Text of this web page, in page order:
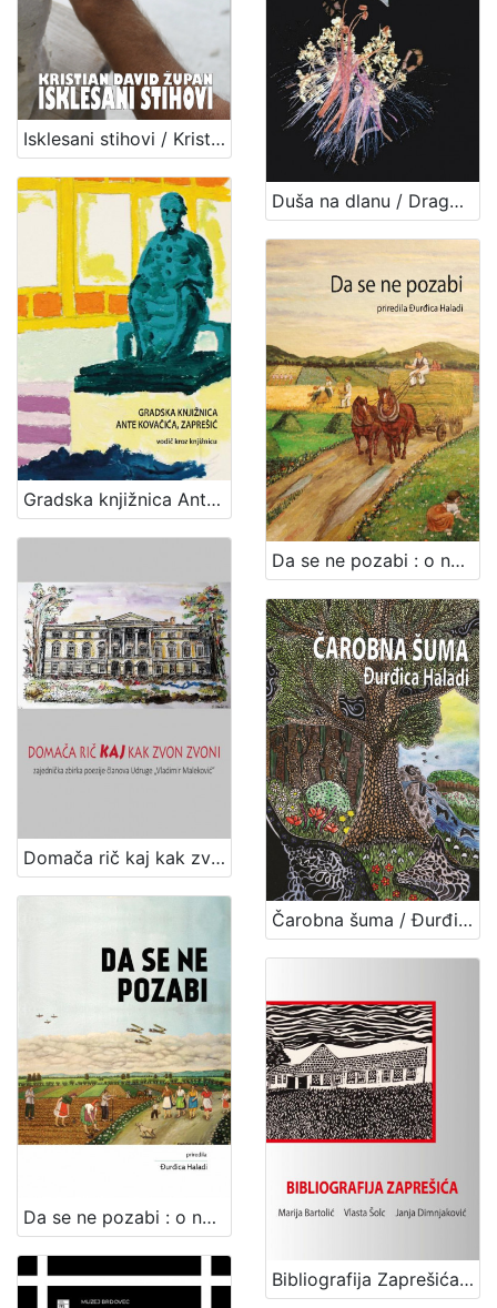
Isklesani stihovi / Kristian David Župan
Gradska knjižnica Ante Kovačića, Zaprešić : vodič kroz knjižnicu / Marija Bartolić i Vlasta Šolc
Duša na dlanu / Drago Zubak ; ilustracije Marija Igaly
Domača rič kaj kak zvon zvoni / priredila Đurđica Haladi
Da se ne pozabi : o narodnim običajima brdovečkog kraja / priredila Đurđica Haladi ; [autori tekstova Smiljka Bukovina... et. al.]
Da se ne pozabi : o narodnim običajima brdovečkog kraja : II. dio / priredila Đurđica Haladi ; [autori tekstova Đurđica Haladi... et al.]
Čarobna šuma / Đurđica Haladi
Bibliografija Zaprešića / Marija Bartolić, Vlasta Šolc, Janja Dimnjaković